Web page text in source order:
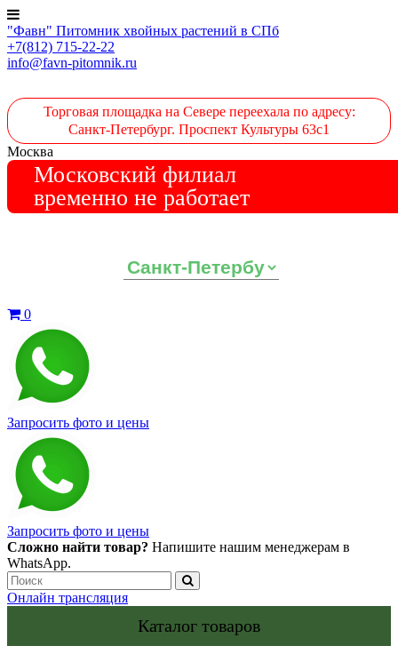
"Фавн" Питомник хвойных растений в СПб
+7(812) 715-22-22
info@favn-pitomnik.ru
Торговая площадка на Севере переехала по адресу:
Санкт-Петербург. Проспект Культуры 63с1
Москва
Московский филиал
временно не работает
0
Запросить фото и цены
Запросить фото и цены
Сложно найти товар? Напишите нашим менеджерам в
WhatsApp.
Онлайн трансляция
Каталог товаров